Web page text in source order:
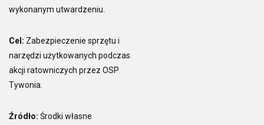
wykonanym utwardzeniu.
Cel: Zabezpieczenie sprzętu i
narzędzi użytkowanych podczas
akcji ratowniczych przez OSP
Tywonia.
Źródło: Środki własne